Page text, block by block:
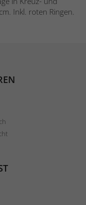
Inkl. roten Ringen.